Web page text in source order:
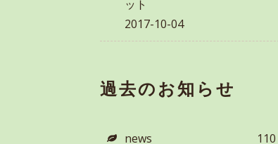
ット
2017-10-04
過去のお知らせ
news 110